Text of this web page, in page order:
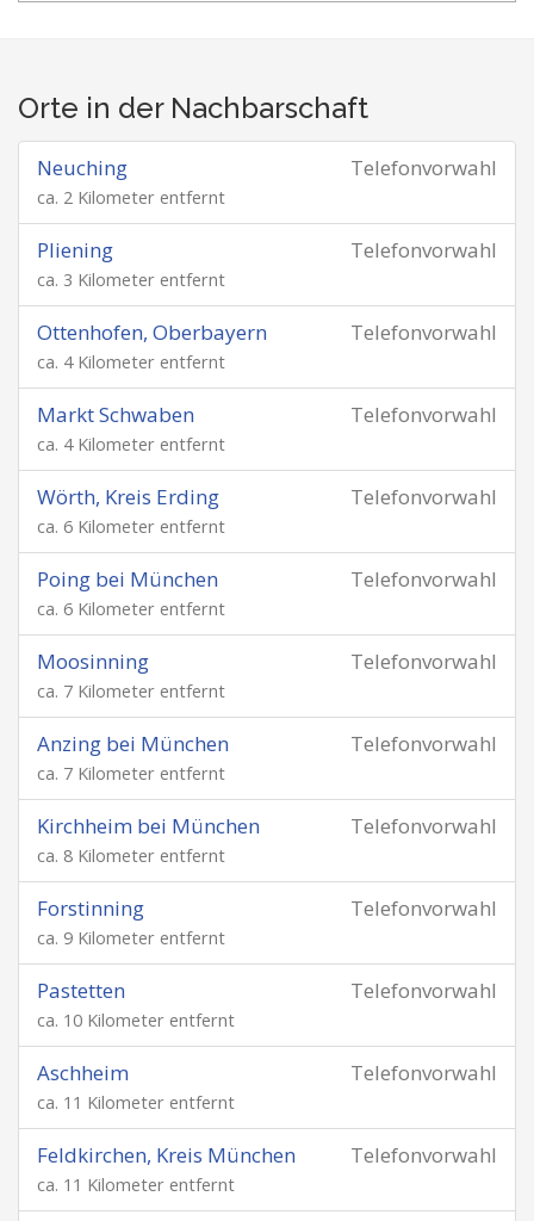
Orte in der Nachbarschaft
Telefonvorwahl
Neuching
ca. 2 Kilometer entfernt
Telefonvorwahl
Pliening
ca. 3 Kilometer entfernt
Telefonvorwahl
Ottenhofen, Oberbayern
ca. 4 Kilometer entfernt
Telefonvorwahl
Markt Schwaben
ca. 4 Kilometer entfernt
Telefonvorwahl
Wörth, Kreis Erding
ca. 6 Kilometer entfernt
Telefonvorwahl
Poing bei München
ca. 6 Kilometer entfernt
Telefonvorwahl
Moosinning
ca. 7 Kilometer entfernt
Telefonvorwahl
Anzing bei München
ca. 7 Kilometer entfernt
Telefonvorwahl
Kirchheim bei München
ca. 8 Kilometer entfernt
Telefonvorwahl
Forstinning
ca. 9 Kilometer entfernt
Telefonvorwahl
Pastetten
ca. 10 Kilometer entfernt
Telefonvorwahl
Aschheim
ca. 11 Kilometer entfernt
Telefonvorwahl
Feldkirchen, Kreis München
ca. 11 Kilometer entfernt